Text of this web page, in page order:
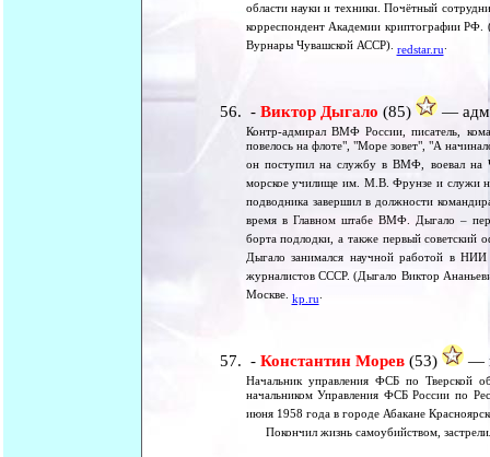
области науки и техники. Почётный
корреспондент Академии криптографии РФ.
Вурнары Чувашской АССР). redstar.ru.
- Виктор Дыгало (85) —
Контр-адмирал ВМФ России, писатель,
повелось на флоте", "Море зовет", "А
он поступил на службу в ВМФ, воевал на
морское училище им. М.В. Фрунзе и служи
подводника завершил в должности
время в Главном штабе ВМФ. Дыгало –
борта подлодки, а также первый
Дыгало занимался научной работой в
журналистов СССР. (Дыгало Виктор
Москве. kp.ru.
- Константин Морев (53) —
Начальник управления ФСБ по Тверской
начальником Управления ФСБ России по
июня 1958 года в городе Абакане
Покончил жизнь самоубийством,